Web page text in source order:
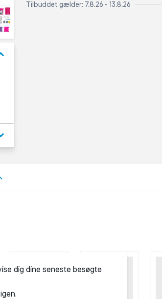
Tilbuddet gælder: 7.8.26 - 13.8.26
dig dine seneste besøgte